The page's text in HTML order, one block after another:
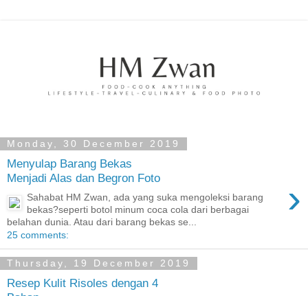
Monday, 30 December 2019
Menyulap Barang Bekas
Menjadi Alas dan Begron Foto
›
Sahabat HM Zwan, ada yang suka mengoleksi barang
bekas?seperti botol minum coca cola dari berbagai
belahan dunia. Atau dari barang bekas se...
25 comments:
Thursday, 19 December 2019
Resep Kulit Risoles dengan 4